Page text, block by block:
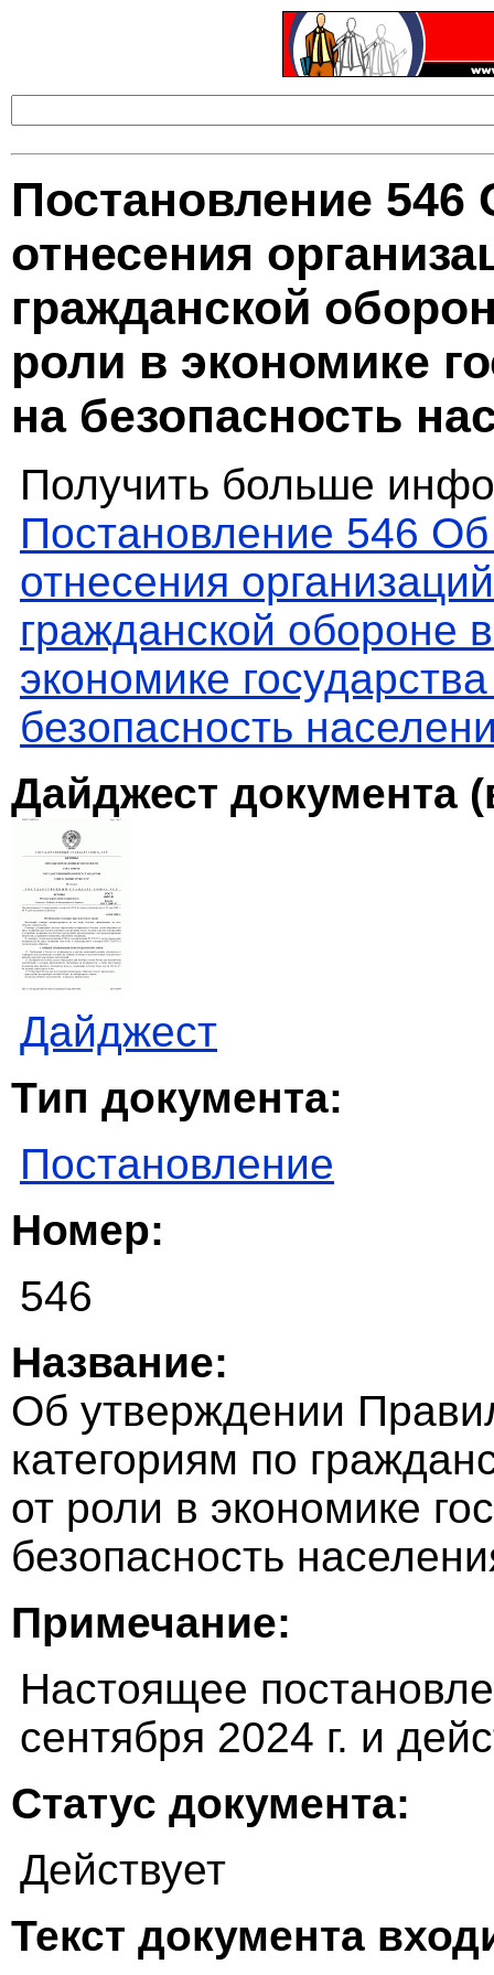
Постановление
отнесения
гражданской
роли в экономике
на безопасность
Получить больше
Постановление 546
отнесения
гражданской обороне
экономике
безопасность
Дайджест документа
Дайджест
Тип документа:
Постановление
Номер:
546
Название:
Об утверждении
категориям по
от роли в экономике
безопасность
Примечание:
Настоящее
сентября 2024 г. и
Статус документа:
Действует
Текст документа